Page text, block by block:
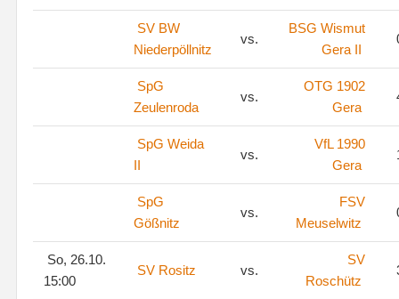
SV BW
Niederpöllnitz
vs.
BSG Wismut
Gera II
SpG
Zeulenroda
vs.
OTG 1902
Gera
SpG Weida
II
vs.
VfL 1990
Gera
SpG
Gößnitz
vs.
FSV
Meuselwitz
So, 26.10.
15:00
SV Rositz vs.
SV
Roschütz